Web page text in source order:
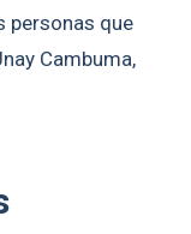
personas que
Cambuma,